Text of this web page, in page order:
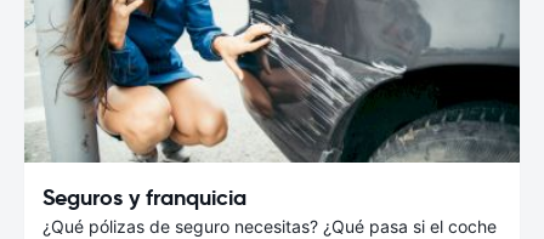
Seguros y franquicia
¿Qué pólizas de seguro necesitas? ¿Qué pasa si el coche